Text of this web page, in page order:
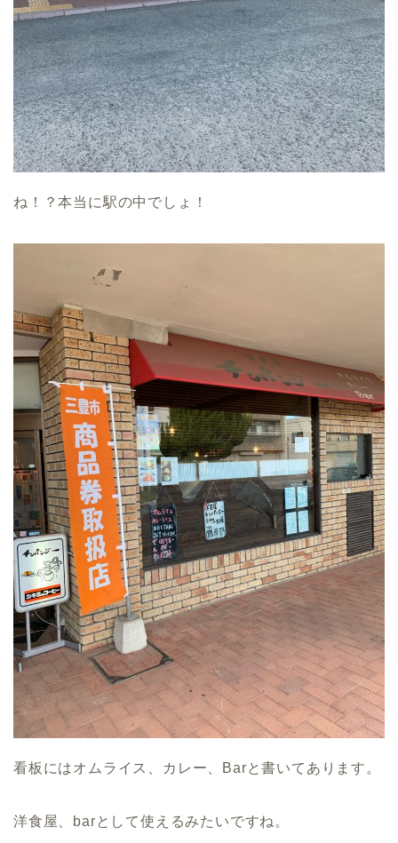
ね！？本当に駅の中でしょ！
看板にはオムライス、カレー、Barと書いてあります。
洋食屋、barとして使えるみたいですね。